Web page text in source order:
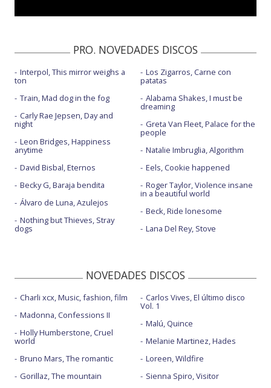
PRO. NOVEDADES DISCOS
Interpol, This mirror weighs a
ton
Train, Mad dog in the fog
Carly Rae Jepsen, Day and
night
Leon Bridges, Happiness
anytime
David Bisbal, Eternos
Becky G, Baraja bendita
Álvaro de Luna, Azulejos
Nothing but Thieves, Stray
dogs
Los Zigarros, Carne con
patatas
Alabama Shakes, I must be
dreaming
Greta Van Fleet, Palace for the
people
Natalie Imbruglia, Algorithm
Eels, Cookie happened
Roger Taylor, Violence insane
in a beautiful world
Beck, Ride lonesome
Lana Del Rey, Stove
NOVEDADES DISCOS
Charli xcx, Music, fashion, film
Madonna, Confessions II
Holly Humberstone, Cruel
world
Bruno Mars, The romantic
Gorillaz, The mountain
Carlos Vives, El último disco
Vol. 1
Malú, Quince
Melanie Martinez, Hades
Loreen, Wildfire
Sienna Spiro, Visitor